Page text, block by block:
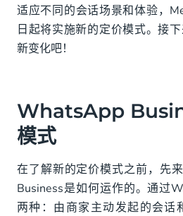
02 验证（由商家主动发起）
03 营销（由商家主动发起）
福利来袭！
新定价模式影响
-对于主要发送营销信息的商
-对于主要发送通知或验证信
适应不同的会话场景和体验，
日起将实施新的定价模式。接
新变化吧！
WhatsApp
模式
在了解新的定价模式之前，先
Business是如何运作的。通过
两种：由商家主动发起的会话